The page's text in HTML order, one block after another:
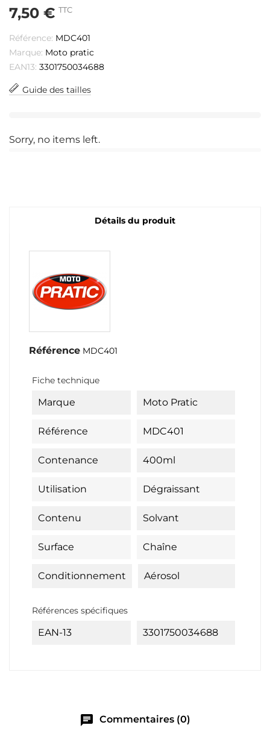
7,50 € TTC
Référence: MDC401
Marque: Moto pratic
EAN13: 3301750034688
Guide des tailles
Sorry, no items left.
Détails du produit
Référence MDC401
Fiche technique
Marque Moto Pratic
Référence MDC401
Contenance 400ml
Utilisation Dégraissant
Contenu Solvant
Surface Chaîne
Conditionnement Aérosol
Références spécifiques
EAN-13 3301750034688
chat Commentaires (0)